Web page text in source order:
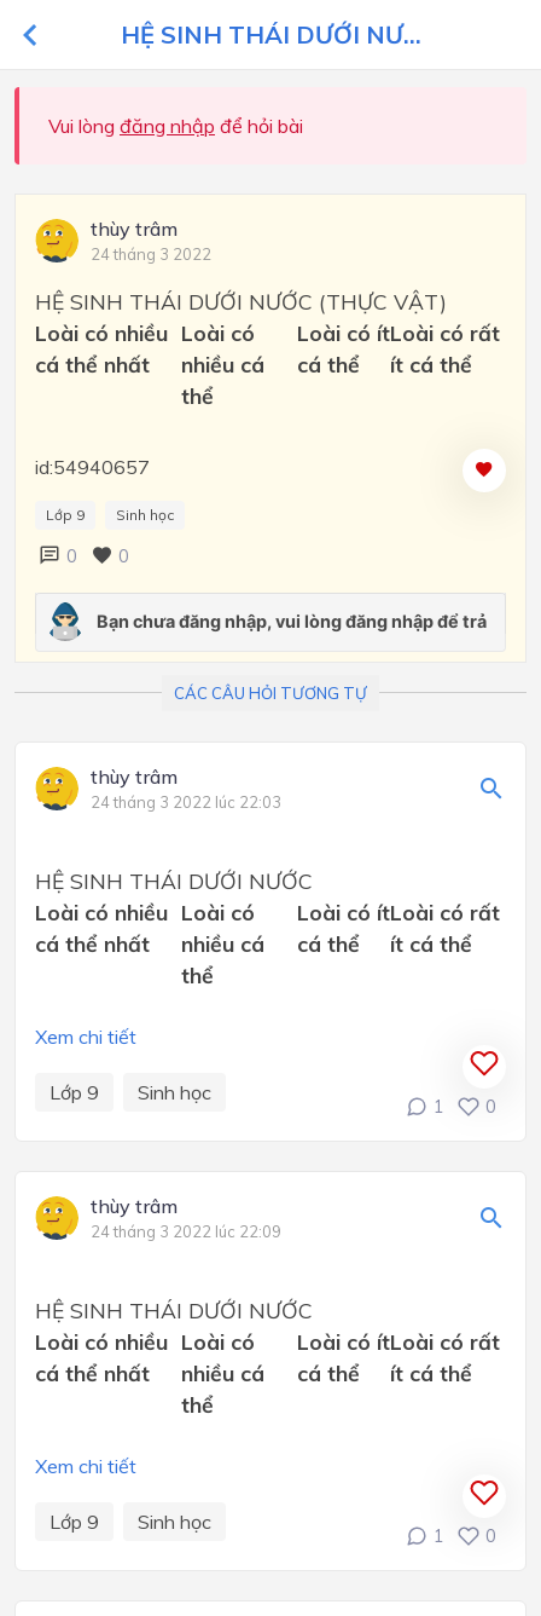
HỆ SINH THÁI DƯỚI NƯ...
Vui lòng đăng nhập để hỏi bài
thùy trâm
24 tháng 3 2022
HỆ SINH THÁI DƯỚI NƯỚC (THỰC VẬT)
Loài có nhiều
cá thể nhất
Loài có
nhiều cá
thể
Loài có ít
cá thể
Loài có rất
ít cá thể
id:54940657
Lớp 9 Sinh học
0 0
CÁC CÂU HỎI TƯƠNG TỰ
thùy trâm
24 tháng 3 2022 lúc 22:03
HỆ SINH THÁI DƯỚI NƯỚC
Loài có nhiều
cá thể nhất
Loài có
nhiều cá
thể
Loài có ít
cá thể
Loài có rất
ít cá thể
Xem chi tiết
Lớp 9 Sinh học
1 0
thùy trâm
24 tháng 3 2022 lúc 22:09
HỆ SINH THÁI DƯỚI NƯỚC
Loài có nhiều
cá thể nhất
Loài có
nhiều cá
thể
Loài có ít
cá thể
Loài có rất
ít cá thể
Xem chi tiết
Lớp 9 Sinh học
1 0